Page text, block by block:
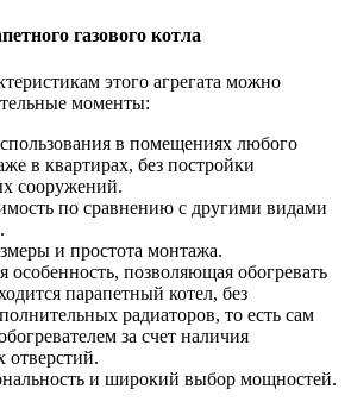
газового котла
этого агрегата можно
моменты:
в помещениях любого
в квартирах, без постройки
сооружений.
по сравнению с другими видами
и простота монтажа.
особенность, позволяющая обогревать
парапетный котел, без
радиаторов, то есть сам
за счет наличия
отверстий.
и широкий выбор мощностей.